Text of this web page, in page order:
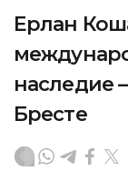
Ерлан
наследие
Бресте